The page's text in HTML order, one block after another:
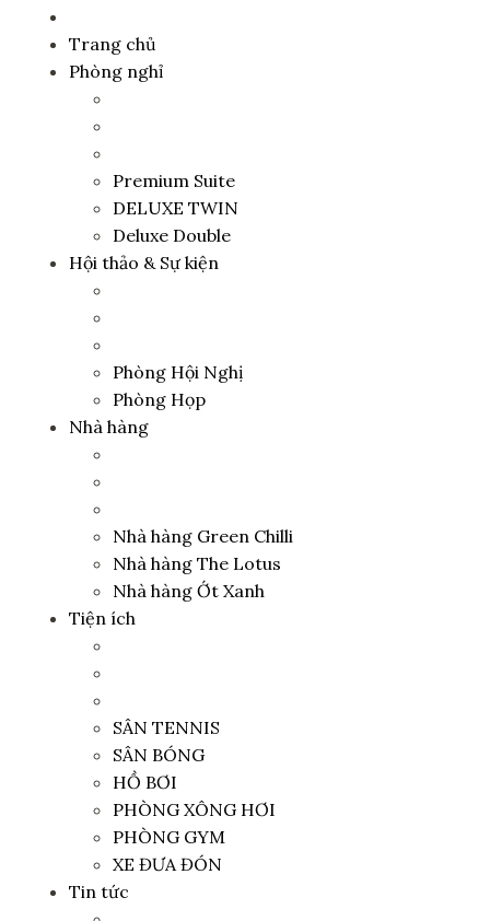
Trang chủ
Phòng nghỉ
Premium Suite
DELUXE TWIN
Deluxe Double
Hội thảo & Sự kiện
Phòng Hội Nghị
Phòng Họp
Nhà hàng
Nhà hàng Green Chilli
Nhà hàng The Lotus
Nhà hàng Ớt Xanh
Tiện ích
SÂN TENNIS
SÂN BÓNG
HỒ BƠI
PHÒNG XÔNG HƠI
PHÒNG GYM
XE ĐƯA ĐÓN
Tin tức